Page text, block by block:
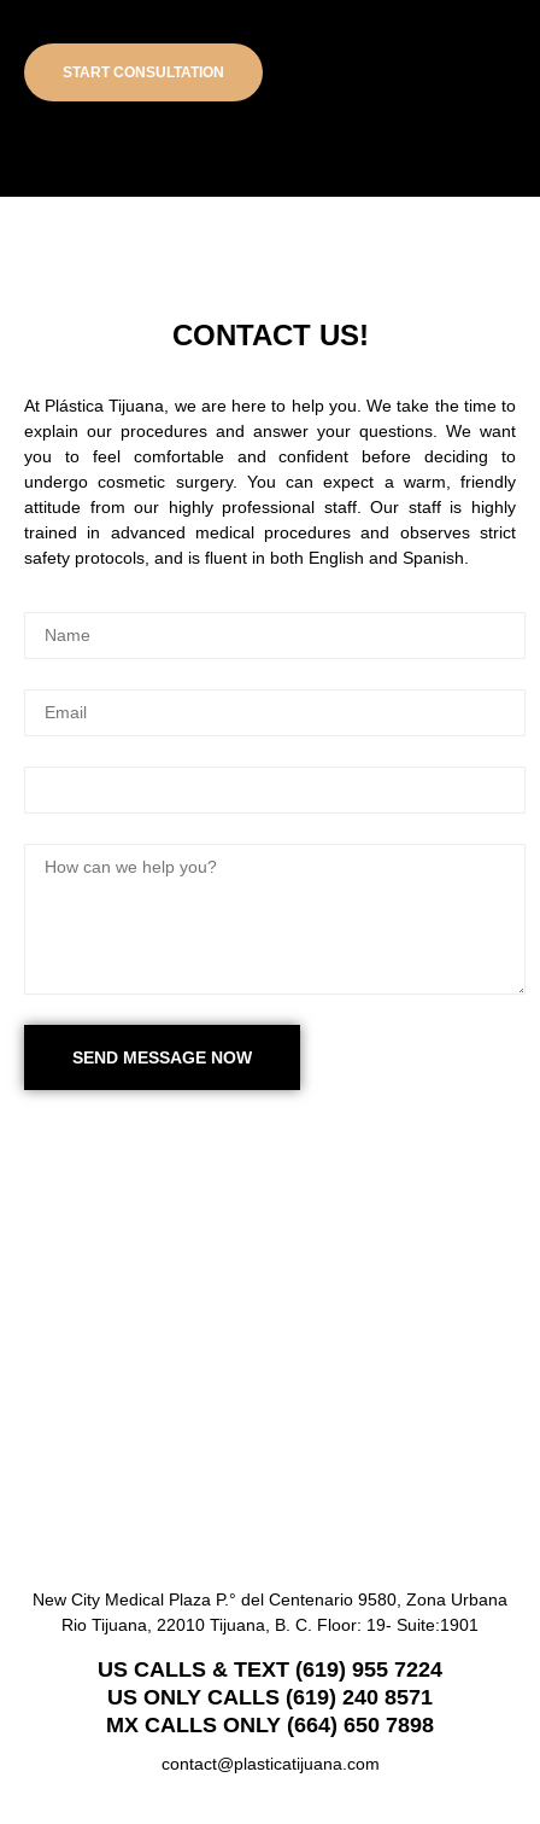
START CONSULTATION
CONTACTUS!
At Plástica Tijuana, we are here to help you. We take the time to
explain our procedures and answer your questions. We want
you to feel comfortable and confident before deciding to
undergo cosmetic surgery. You can expect a warm, friendly
attitude from our highly professional staff. Our staff is highly
trained in advanced medical procedures and observes strict
safety protocols, and is fluent in both English and Spanish.
New City Medical Plaza P.° del Centenario 9580, Zona Urbana
Rio Tijuana, 22010 Tijuana, B. C. Floor: 19- Suite:1901
US CALLS & TEXT (619) 955 7224
US ONLY CALLS (619) 240 8571
MX CALLS ONLY (664) 650 7898
contact@plasticatijuana.com